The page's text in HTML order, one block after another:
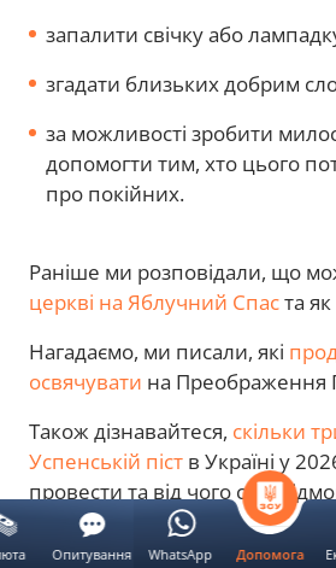
запалити свічку або
згадати близьких добрим
за можливості зробити
допомогти тим, хто цього
про покійних.
Раніше ми розповідали, що
церкві на Яблучний Спаста
Нагадаємо, ми писали, які
освячувати на Преображення
Також дізнавайтеся, скільки
Успенській піст в Україні у
провести та від чого слід
Яблучний Спас Преображення
Допомога
Опитування WhatsApp